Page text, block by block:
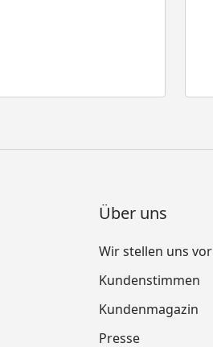
Über uns
Wir stellen uns vor
Kundenstimmen
Kundenmagazin
Presse